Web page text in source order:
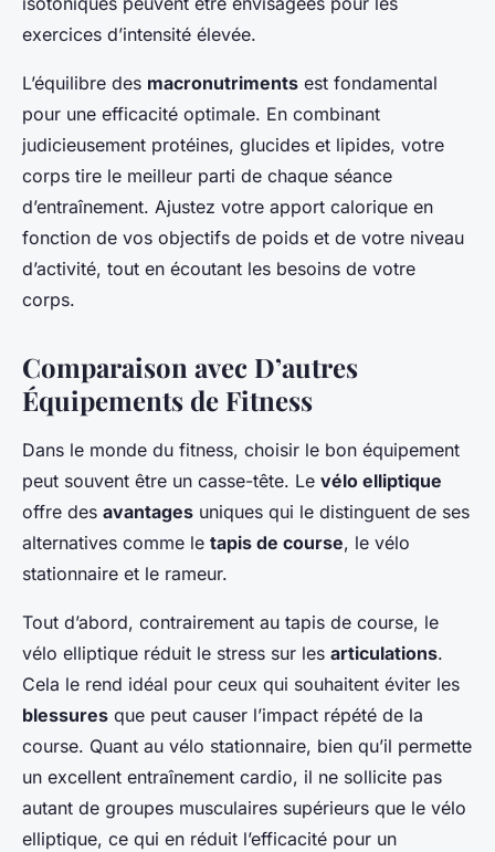
exercices d’intensité élevée.
L’équilibre des macronutriments est fondamental
pour une efficacité optimale. En combinant
judicieusement protéines, glucides et lipides, votre
corps tire le meilleur parti de chaque séance
d’entraînement. Ajustez votre apport calorique en
fonction de vos objectifs de poids et de votre niveau
d’activité, tout en écoutant les besoins de votre
corps.
Comparaison avec D’autres
Équipements de Fitness
Dans le monde du fitness, choisir le bon équipement
peut souvent être un casse-tête. Le vélo elliptique
offre des avantages uniques qui le distinguent de ses
alternatives comme le tapis de course, le vélo
stationnaire et le rameur.
Tout d’abord, contrairement au tapis de course, le
vélo elliptique réduit le stress sur les articulations.
Cela le rend idéal pour ceux qui souhaitent éviter les
blessures que peut causer l’impact répété de la
course. Quant au vélo stationnaire, bien qu’il permette
un excellent entraînement cardio, il ne sollicite pas
autant de groupes musculaires supérieurs que le vélo
elliptique, ce qui en réduit l’efficacité pour un